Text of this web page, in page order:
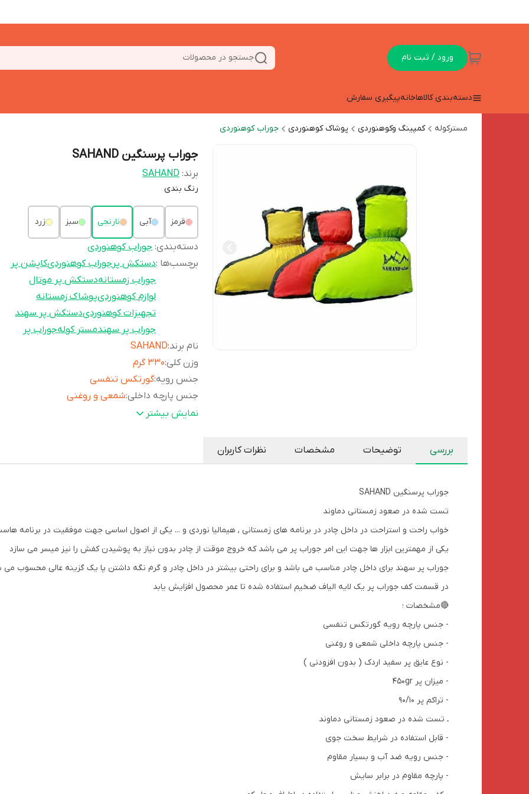
ورود / ثبت نام جستجو در محصولات
دسته‌بندی کالاهاخانهپیگیری سفارش
مسترکوله کمپینگ وکوهنوردی پوشاک کوهنوردی جوراب کوهنوردی
جوراب پرسنگین SAHAND
برند: SAHAND
رنگ بندی
قرمز آبی نارنجی سبز زرد
دسته‌بندی:جوراب کوهنوردی
برچسب‌ها :دستکش پرجوراب کوهنوردیکاپشن پر
جوراب زمستانهدستکش پر موتال
لوازم کوهنوردیپوشاک زمستانه
تجهیزات کوهنوردیدستکش پر سهند
جوراب پر سهندمستر کولهجوراب پر
نام برند:
SAHAND
وزن کلی:330 گرم
جنس رویه:گورتکس تنفسی
جنس پارچه داخلی:شمعی و روغنی
تراکم پر 90/10
رویه ضد آب و بسیار مقاوم - پارچه
مچ پا
کاور: دارد
نمایش بیشتر
بررسی توضیحات مشخصات نظرات کاربران
جوراب پرسنگین SAHAND
تست شده در صعود زمستانی دماوند
خواب راحت و استراحت در داخل چادر در برنامه های زمستانی , هیمالیا نوردی و ... یکی از اصول اساسی جهت موفقیت در برنامه
یکی از مهمترین ابزار ها جهت این امر جوراب پر می باشد که خروج موقت از چادر بدون نیاز به پوشیدن کفش را نیز میسر می سازد
جوراب پر سهند برای داخل چادر مناسب می باشد و برای راحتی بیشتر در داخل چادر و گرم نگه داشتن پا یک گزینه عالی محسوب می
در قسمت کف جوراب پر یک لایه الیاف ضخیم استفاده شده تا عمر محصول افزایش یابد
🔴مشخصات ؛
- جنس پارچه رویه گورتکس تنفسی
- جنس پارچه داخلی شمعی و روغنی
- نوع عایق پر سفید اردک ( بدون افزودنی )
- میزان پر 450gr
- تراکم پر 90/10
ـ تست شده در صعود زمستانی دماوند
- قابل استفاده در شرایط سخت جوی
- جنس رویه ضد آب و بسیار مقاوم
- پارچه مقاوم در برابر سایش